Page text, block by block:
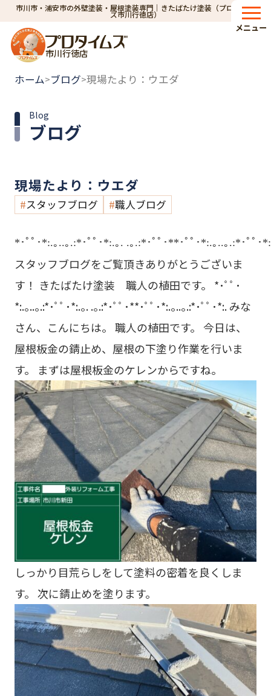
市川市・浦安市の外壁塗装・屋根塗装専門｜きたばたけ塗装（プロタイム
ズ市川行徳店）
市川行徳店
メニュー
ホーム>ブログ>現場たより：ウエダ
ブログ
Blog
現場たより：ウエダ
スタッフブログ 職人ブログ
*･ﾟﾟ･*:.｡..｡.:*･ﾟﾟ･*:.｡. .｡.:*･ﾟﾟ･**･ﾟﾟ･*:.｡..｡.:*･ﾟﾟ･
スタッフブログをご覧頂きありがとうございま
す！ きたばたけ塗装 職人の植田です。 *･ﾟﾟ･
*:.｡..｡.:*･ﾟﾟ･*:.｡. .｡.:*･ﾟﾟ･**･ﾟﾟ･*:.｡..｡.:*･ﾟﾟ･*:. みな
さん、こんにちは。 職人の植田です。 今日は、
屋根板金の錆止め、屋根の下塗り作業を行いま
す。 まずは屋根板金のケレンからですね。
しっかり目荒らしをして塗料の密着を良くしま
す。 次に錆止めを塗ります。